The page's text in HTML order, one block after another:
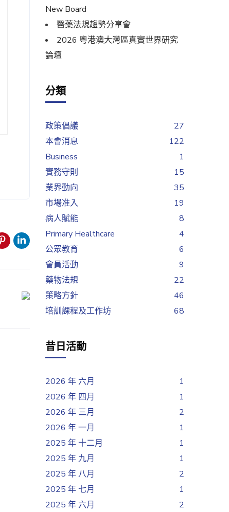
New Board
醫藥法規趨勢分享會
2026 粵港澳大灣區真實世界研究
論壇
分類
政策倡議
27
本會消息
122
Business
1
實務守則
15
業界動向
35
市場准入
19
病人賦能
8
Primary Healthcare
4
公眾教育
6
會員活動
9
藥物法規
22
策略方針
46
培訓課程及工作坊
68
昔日活動
2026 年 六月
1
2026 年 四月
1
2026 年 三月
2
2026 年 一月
1
2025 年 十二月
1
2025 年 九月
1
2025 年 八月
2
2025 年 七月
1
2025 年 六月
2